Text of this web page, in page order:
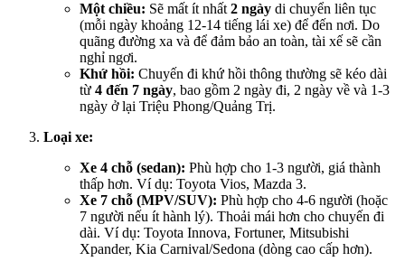
Một chiều: Sẽ mất ít nhất2 ngày di chuyển liên tục
(mỗi ngày khoảng 12-14 tiếng lái xe) để đến nơi. Do
quãng đường xa và để đảm bảo an toàn, tài xế sẽ cần
nghỉ ngơi.
Khứ hồi: Chuyến đi khứ hồi thông thường sẽ kéo dài
từ 4 đến 7 ngày, bao gồm 2 ngày đi, 2 ngày về và 1-3
ngày ở lại Triệu Phong/Quảng Trị.
Loại xe:
Xe 4 chỗ (sedan): Phù hợp cho 1-3 người, giá thành
thấp hơn. Ví dụ: Toyota Vios, Mazda 3.
Xe 7 chỗ (MPV/SUV): Phù hợp cho 4-6 người (hoặc
7 người nếu ít hành lý). Thoải mái hơn cho chuyến đi
dài. Ví dụ: Toyota Innova, Fortuner, Mitsubishi
Xpander, Kia Carnival/Sedona (dòng cao cấp hơn).